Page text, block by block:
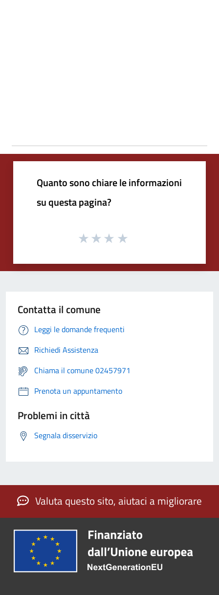
Quanto sono chiare le informazioni
su questa pagina?
Contatta il comune
Leggi le domande frequenti
Richiedi Assistenza
Chiama il comune 02457971
Prenota un appuntamento
Problemi in città
Segnala disservizio
Valuta questo sito, aiutaci a migliorare